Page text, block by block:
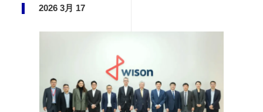
2026 3月 17